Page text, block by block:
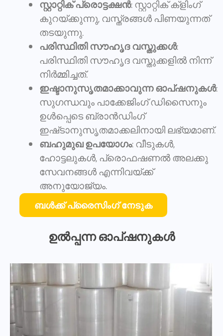
സ്റ്റാറ്റിക് പ്രൊട്ടക്ഷൻ: സ്റ്റാറ്റിക് ക്ളിംഗ്
കുറയ്ക്കുന്നു, വസ്ത്രങ്ങൾ പിണയുന്നത്
തടയുന്നു.
പരിസ്ഥിതി സൗഹൃദ വസ്തുക്കൾ:
പരിസ്ഥിതി സൗഹൃദ വസ്തുക്കളിൽ നിന്ന്
നിർമ്മിച്ചത്.
ഇഷ്ടാനുസൃതമാക്കാവുന്ന ഓപ്ഷനുകൾ:
സുഗന്ധവും പാക്കേജിംഗ് ഡിസൈനും
ഉൾപ്പെടെ ബ്രാൻഡിംഗ്
ഇഷ്‌ടാനുസൃതമാക്കലിനായി ലഭ്യമാണ്.
ബഹുമുഖ ഉപയോഗം: വീടുകൾ,
ഹോട്ടലുകൾ, പ്രൊഫഷണൽ അലക്കു
സേവനങ്ങൾ എന്നിവയ്ക്ക്
അനുയോജ്യം.
ബൾക്ക് പ്രൈസിംഗ് നേടുക
ഉൽപ്പന്ന ഓപ്ഷനുകൾ